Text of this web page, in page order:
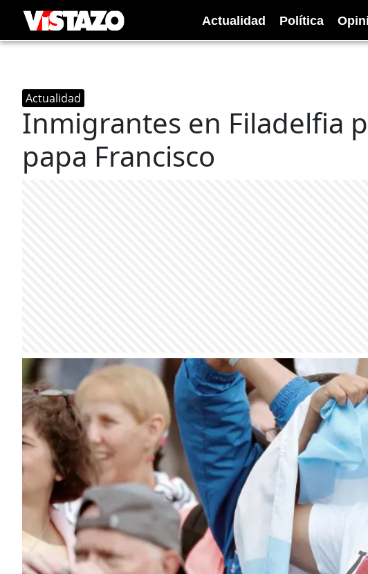
Actualidad Política
Actualidad
Inmigrantes en Filadelfia
papa Francisco